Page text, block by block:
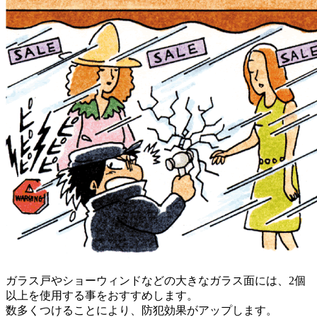
ガラス戸やショーウィンドなどの大きなガラス面には、2個
以上を使用する事をおすすめします。
数多くつけることにより、防犯効果がアップします。